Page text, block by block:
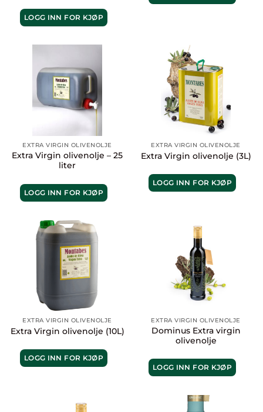
LOGG INN FOR KJØP
EXTRA VIRGIN OLIVENOLJE
Extra Virgin olivenolje – 25
liter
LOGG INN FOR KJØP
EXTRA VIRGIN OLIVENOLJE
Extra Virgin olivenolje (3L)
LOGG INN FOR KJØP
EXTRA VIRGIN OLIVENOLJE
Extra Virgin olivenolje (10L)
LOGG INN FOR KJØP
EXTRA VIRGIN OLIVENOLJE
Dominus Extra virgin
olivenolje
LOGG INN FOR KJØP